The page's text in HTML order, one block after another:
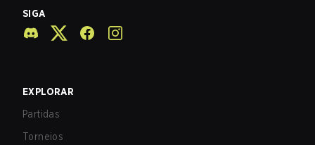
SIGA
EXPLORAR
Partidas
Torneios